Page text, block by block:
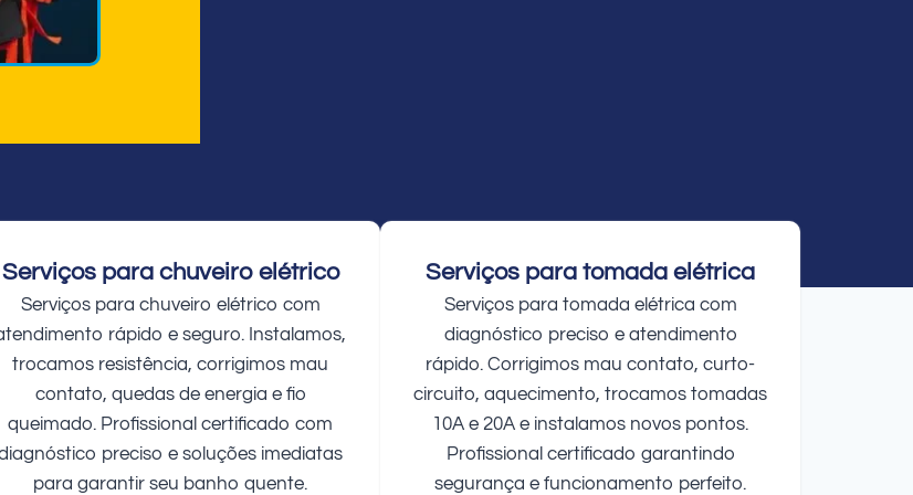
Serviços para chuveiro elétrico
Serviços para chuveiro elétrico com
rápido e seguro. Instalamos,
trocamos resistência, corrigimos mau
contato, quedas de energia e fio
queimado. Profissional certificado com
preciso e soluções imediatas
para garantir seu banho quente.
Serviços para tomada elétrica
Serviços para tomada elétrica com
diagnóstico preciso e atendimento
rápido. Corrigimos mau contato, curto-
circuito, aquecimento, trocamos tomadas
10A e 20A e instalamos novos pontos.
Profissional certificado garantindo
segurança e funcionamento perfeito.